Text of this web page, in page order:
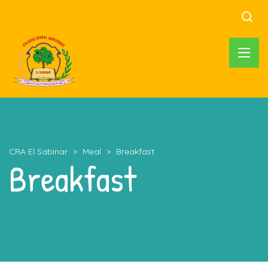
CRA El Sabinar > Meal > Breakfast
Breakfast